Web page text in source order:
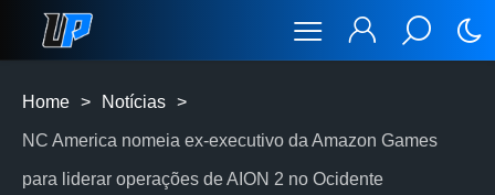
Home > Notícias >
NC America nomeia ex-executivo da Amazon Games
para liderar operações de AION 2 no Ocidente